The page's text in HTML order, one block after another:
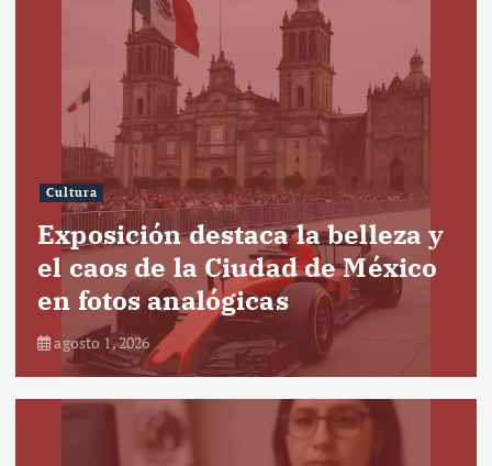
Cultura
Exposición destaca la belleza y
el caos de la Ciudad de México
en fotos analógicas
agosto 1, 2026